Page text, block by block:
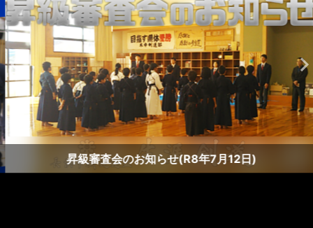
昇級審査会のお知らせ(R8年7月12日)